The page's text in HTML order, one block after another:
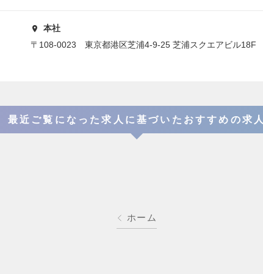
本社
〒108-0023 東京都港区芝浦4-9-25 芝浦スクエアビル18F
最近ご覧になった求人に基づいたおすすめの求人
ホーム